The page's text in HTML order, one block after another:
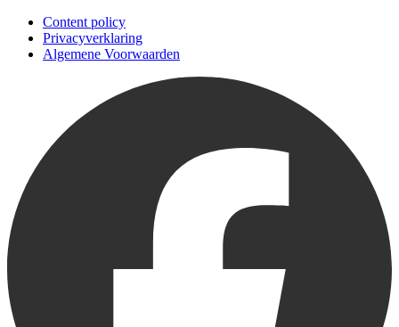
Content policy
Privacyverklaring
Algemene Voorwaarden